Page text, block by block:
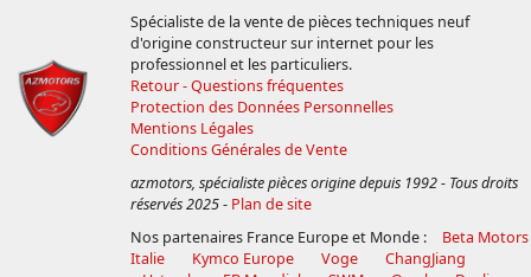
Spécialiste de la vente de pièces techniques neuf
d'origine constructeur sur internet pour les
professionnel et les particuliers.
Retour - Questions fréquentes
Protection des Données Personnelles
Mentions Légales
Conditions Générales de Vente
azmotors, spécialiste pièces origine depuis 1992 - Tous droits
réservés 2025- Plan de site
Nos partenaires France Europe et Monde :
Beta Motors
Italie
Kymco Europe Voge
ChangJiang